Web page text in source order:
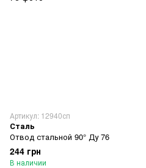
Артикул: 12940сп
Сталь
Отвод стальной 90° Ду 76
244 грн
В наличии